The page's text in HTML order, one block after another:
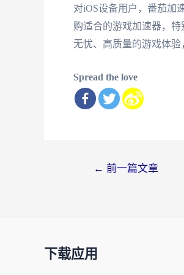
对iOS设备用户，番茄加
购适合的游戏加速器，
无忧、高质量的游戏体验
Spread the love
← 前一篇文章
下载应用